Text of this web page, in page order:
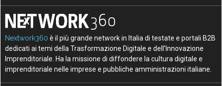
Nextwork360 è il più grande network in Italia di testate e portali B2B
dedicati ai temi della Trasformazione Digitale e dell’Innovazione
Imprenditoriale. Ha la missione di diffondere la cultura digitale e
imprenditoriale nelle imprese e pubbliche amministrazioni italiane.